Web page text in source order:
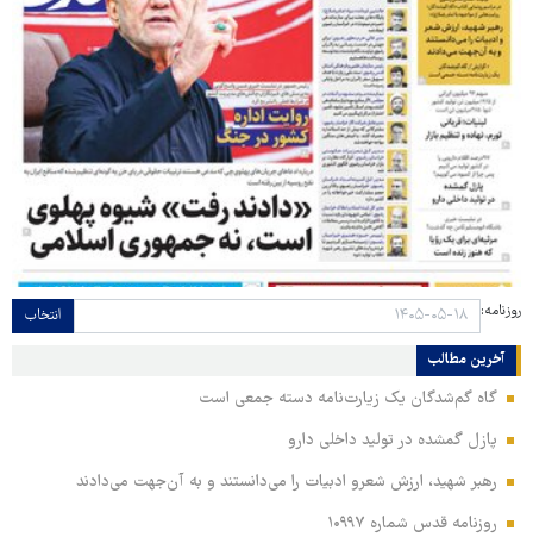
روزنامه: انتخاب
آخرین مطالب
گاه گم‌شدگان یک زیارت‌نامه دسته جمعی است
پازل گمشده در تولید داخلی دارو
رهبر شهید، ارزش شعرو ادبیات را می‌دانستند و به آن‌جهت می‌دادند
روزنامه قدس شماره ۱۰۹۹۷